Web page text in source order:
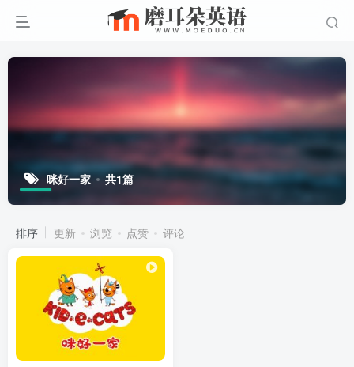
咪好一家 共1篇
排序 更新 浏览 点赞 评论